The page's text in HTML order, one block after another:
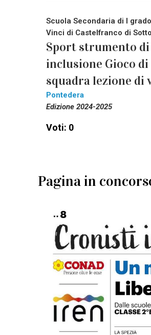
Scuola Secondaria di I
Vinci di Castelfranco di
Sport strumento di
inclusione Gioco di
squadra lezione di
Pontedera
Edizione 2024-2025
Voti: 0
Pagina in